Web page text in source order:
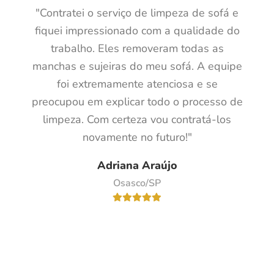
"Contratei o serviço de limpeza de sofá e
fiquei impressionado com a qualidade do
trabalho. Eles removeram todas as
manchas e sujeiras do meu sofá. A equipe
foi extremamente atenciosa e se
preocupou em explicar todo o processo de
limpeza. Com certeza vou contratá-los
novamente no futuro!"
Adriana Araújo
Osasco/SP